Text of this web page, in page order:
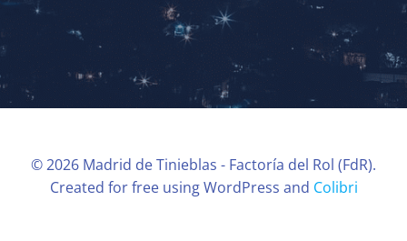
© 2026 Madrid de Tinieblas - Factoría del Rol (FdR).
Created for free using WordPress and Colibri